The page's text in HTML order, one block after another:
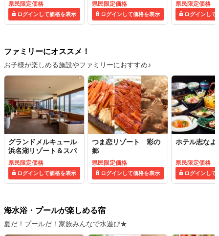
県民限定価格
ログインして価格を表示
県民限定価格
ログインして価格を表示
県民限定価格
ログインして
ファミリーにオススメ！
お子様が楽しめる施設やファミリーにおすすめ♪
グランドメルキュール
浜名湖リゾート＆スパ
県民限定価格
ログインして価格を表示
つま恋リゾート 彩の
郷
県民限定価格
ログインして価格を表示
ホテル志なよ
県民限定価格
ログインして
海水浴・プールが楽しめる宿
夏だ！プールだ！家族みんなで水遊び★